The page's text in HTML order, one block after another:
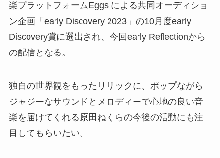
楽プラットフォームEggs による共同オーディショ
ン企画「early Discovery 2023」の10月度early
Discovery賞に選出され、今回early Reflectionから
の配信となる。
独自の世界観をもったリリックに、ポップながら
ジャジーなサウンドとメロディーで心地の良い音
楽を届けてくれる原田ねくらの今後の活動にも注
目してもらいたい。